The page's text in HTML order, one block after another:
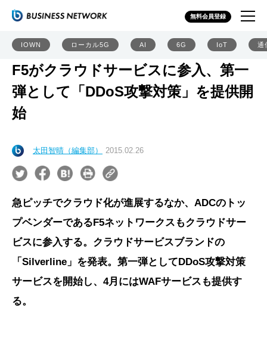
無料会員登録
IOWN ローカル5G AI 6G IoT 通
F5がクラウドサービスに参入、第一
弾として「DDoS攻撃対策」を提供開
始
太田智晴（編集部） 2015.02.26
急ピッチでクラウド化が進展するなか、ADCのトッ
プベンダーであるF5ネットワークスもクラウドサー
ビスに参入する。クラウドサービスブランドの
「Silverline」を発表。第一弾としてDDoS攻撃対策
サービスを開始し、4月にはWAFサービスも提供す
る。